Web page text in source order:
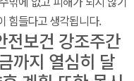
힘들다고 생각됩니다.
보건 강조주간
까지 열심히 달